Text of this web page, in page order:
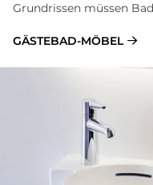
Grundrissen müssen
GÄSTEBAD-MÖBEL